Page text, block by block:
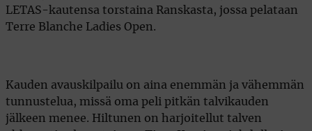
LETAS-kautensa torstaina Ranskasta, jossa pelataan
Terre Blanche Ladies Open.
Kauden avauskilpailu on aina enemmän ja vähemmän
tunnustelua, missä oma peli pitkän talvikauden
jälkeen menee. Hiltunen on harjoitellut talven